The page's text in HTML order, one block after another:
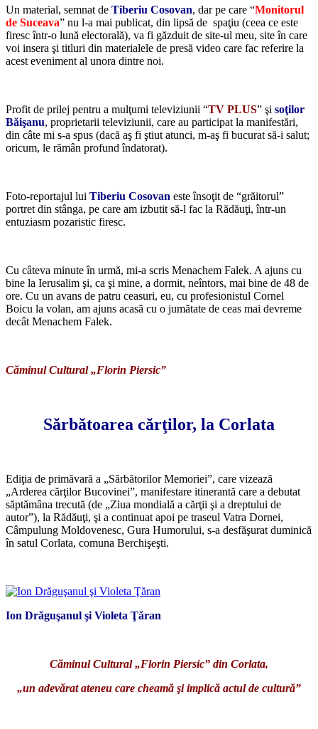
Un material, semnat de Tiberiu Cosovan, dar pe care “Monitorul
de Suceava” nu l-a mai publicat, din lipsă de spaţiu (ceea ce este
firesc într-o lună electorală), va fi găzduit de site-ul meu, site în care
voi insera şi titluri din materialele de presă video care fac referire la
acest eveniment al unora dintre noi.
Profit de prilej pentru a mulţumi televiziunii “TV PLUS” şi soţilor
Băişanu, proprietarii televiziunii, care au participat la manifestări,
din câte mi s-a spus (dacă aş fi ştiut atunci, m-aş fi bucurat să-i salut;
oricum, le rămân profund îndatorat).
Foto-reportajul lui Tiberiu Cosovan este însoţit de “grăitorul”
portret din stânga, pe care am izbutit să-l fac la Rădăuţi, într-un
entuziasm pozaristic firesc.
Cu câteva minute în urmă, mi-a scris Menachem Falek. A ajuns cu
bine la Ierusalim şi, ca şi mine, a dormit, neîntors, mai bine de 48 de
ore. Cu un avans de patru ceasuri, eu, cu profesionistul Cornel
Boicu la volan, am ajuns acasă cu o jumătate de ceas mai devreme
decât Menachem Falek.
Căminul Cultural „Florin Piersic”
Sărbătoarea cărţilor, la Corlata
Ediţia de primăvară a „Sărbătorilor Memoriei”, care vizează
„Arderea cărţilor Bucovinei”, manifestare itinerantă care a debutat
săptămâna trecută (de „Ziua mondială a cărţii şi a dreptului de
autor”), la Rădăuţi, şi a continuat apoi pe traseul Vatra Dornei,
Câmpulung Moldovenesc, Gura Humorului, s-a desfăşurat duminică
în satul Corlata, comuna Berchişeşti.
Ion Drăguşanul şi Violeta Ţăran
Căminul Cultural „Florin Piersic” din Corlata,
„un adevărat ateneu care cheamă şi implică actul de cultură”